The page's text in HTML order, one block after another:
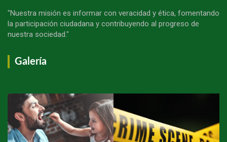
"Nuestra misión es informar con veracidad y ética, fomentando
la participación ciudadana y contribuyendo al progreso de
nuestra sociedad."
Galería